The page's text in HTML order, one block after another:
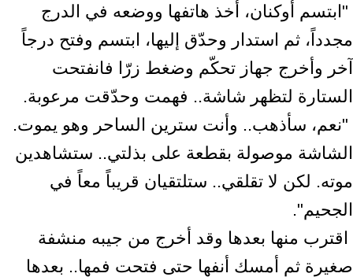
‎ ‏"ابتسم أوكنان، أخذ هاتفها ووضعه في الدرج
مجدداً، ثم استدار وحدّق إليها، ‏ابتسم وفتح درجاً
آخر وأخرج جهاز تحكّم وضغط زرّا فانفتحت
الستارة لتظهر شاشة.. ‏فهمت وحدّقت مرعوبة.‏ ‎
‎ ‏"نعم، سأذهب.. وأنت سترين الساحر وهو يموت.
الشاشة موصولة بقطعة على ‏بذلتي.. ستشاهدين
موته. لكن لا تقلقي.. ستلتقيان قريباً معاً في
الجحيم".‏ ‎
‎ اقترب منها بعدها وقد أخرج من جيبه منشفة
صغيرة ثم أمسك أنفها حتى فتحت ‏فمها.. بعدها